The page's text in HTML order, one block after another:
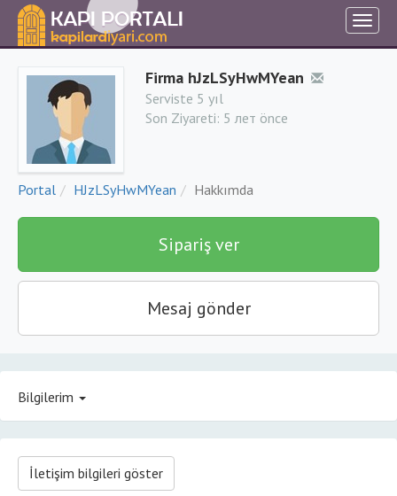
Firma hJzLSyHwMYean
Serviste 5 yıl
Son Ziyareti: 5 лет önce
Portal HJzLSyHwMYean Hakkımda
Sipariş ver
Mesaj gönder
Bilgilerim
İletişim bilgileri göster